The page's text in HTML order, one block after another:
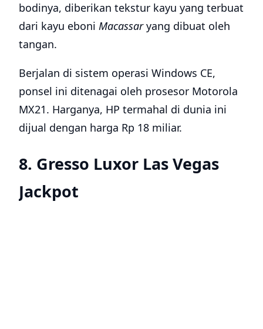
bodinya, diberikan tekstur kayu yang terbuat
dari kayu eboni Macassaryang dibuat oleh
tangan.
Berjalan di sistem operasi Windows CE,
ponsel ini ditenagai oleh prosesor Motorola
MX21. Harganya, HP termahal di dunia ini
dijual dengan harga Rp 18 miliar.
8. Gresso Luxor Las Vegas
Jackpot